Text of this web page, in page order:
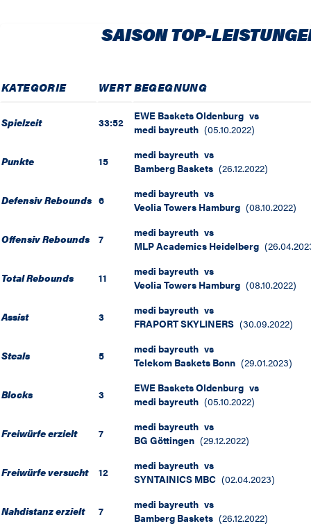
SAISON TOP-
KATEGORIE WERTBEGEGNUNG
Spielzeit 33:52 EWE Baskets Oldenburg vs
medi bayreuth (05.10.2022)
Punkte 15 medi bayreuth vs
Bamberg Baskets (26.12.2022)
Defensiv Rebounds 6 medi bayreuth vs
Veolia Towers Hamburg (08.10.2022)
Offensiv Rebounds 7 medi bayreuth vs
MLP Academics Heidelberg (
Total Rebounds 11 medi bayreuth vs
Veolia Towers Hamburg (08.10.2022)
Assist 3 medi bayreuth vs
FRAPORT SKYLINERS (30.09.2022)
Steals 5 medi bayreuth vs
Telekom Baskets Bonn (29.01.2023)
Blocks 3 EWE Baskets Oldenburg vs
medi bayreuth (05.10.2022)
Freiwürfe erzielt 7 medi bayreuth vs
BG Göttingen (29.12.2022)
Freiwürfe versucht 12 medi bayreuth vs
SYNTAINICS MBC (02.04.2023)
Nahdistanz erzielt 7 medi bayreuth vs
Bamberg Baskets (26.12.2022)